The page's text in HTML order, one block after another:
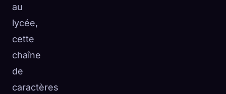
au
lycée,
cette
chaîne
de
caractères